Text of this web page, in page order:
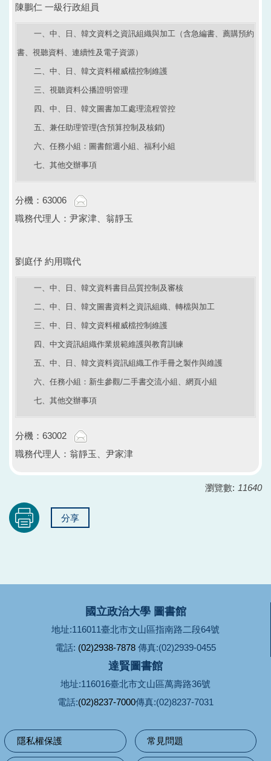
陳鵬仁 一級行政組員
一、中、日、韓文資料之資訊組織與加工（含急編書、薦購預約
書、視聽資料、連續性及電子資源）
二、中、日、韓文資料權威檔控制維護
三、視聽資料公播證明管理
四、中、日、韓文圖書加工處理流程管控
五、兼任助理管理(含預算控制及核銷)
六、任務小組：圖書館週小組、福利小組
七、其他交辦事項
分機：63006
職務代理人：尹家津、翁靜玉
劉庭伃 約用職代
一、中、日、韓文資料書目品質控制及審核
二、中、日、韓文圖書資料之資訊組織、轉檔與加工
三、中、日、韓文資料權威檔控制維護
四、中文資訊組織作業規範維護與教育訓練
五、中、日、韓文資料資訊組織工作手冊之製作與維護
六、任務小組：新生參觀/二手書交流小組、網頁小組
七、其他交辦事項
分機：63002
職務代理人：翁靜玉、尹家津
瀏覽數: 11640
分享
國立政治大學 圖書館
地址:116011臺北市文山區指南路二段64號
電話: (02)2938-7878 傳真:(02)2939-0455
達賢圖書館
地址:116016臺北市文山區萬壽路36號
電話:(02)8237-7000傳真:(02)8237-7031
隱私權保護 常見問題